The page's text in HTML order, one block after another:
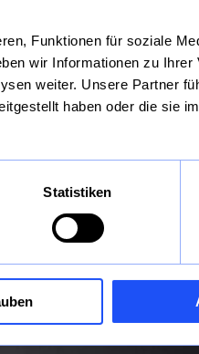
Funktionen für soziale
wir Informationen zu Ihrer
weiter. Unsere Partner
haben oder die sie
Statistiken
GmbH in die
gebündeltes Know-